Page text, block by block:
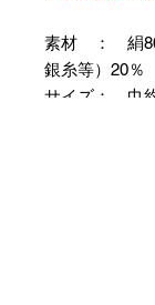
素材 ： 絹80
銀糸等）20％
サイズ： 巾